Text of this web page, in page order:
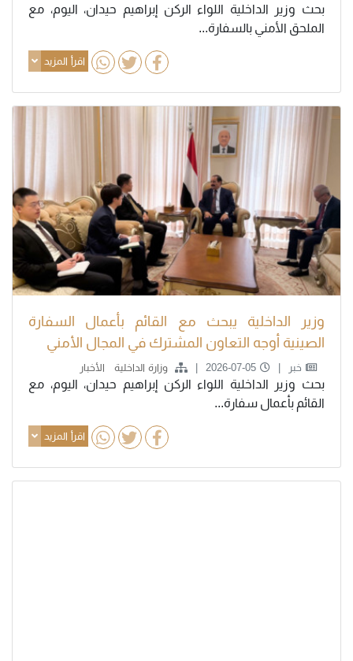
بحث وزير الداخلية اللواء الركن إبراهيم حيدان، اليوم، مع
الملحق الأمني بالسفارة...
اقرأ المزيد
وزير الداخلية يبحث مع القائم بأعمال السفارة
الصينية أوجه التعاون المشترك في المجال الأمني
خبر 2026-07-05 وزارة الداخلية الأخبار
بحث وزير الداخلية اللواء الركن إبراهيم حيدان، اليوم، مع
القائم بأعمال سفارة...
اقرأ المزيد